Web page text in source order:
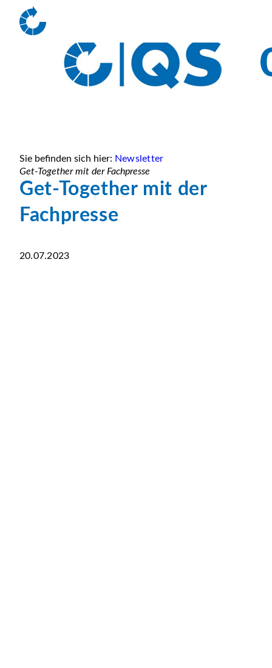
Sie befinden sich hier: Newsletter
Get-Together mit der Fachpresse
Get-Together mit der
Fachpresse
20.07.2023